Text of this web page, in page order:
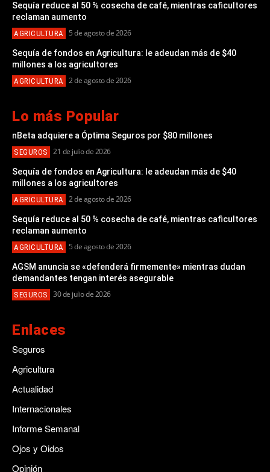
Sequía reduce al 50 % cosecha de café, mientras caficultores
reclaman aumento
AGRICULTURA 5 de agosto de 2026
Sequía de fondos en Agricultura: le adeudan más de $40
millones a los agricultores
AGRICULTURA 2 de agosto de 2026
Lo más Popular
nBeta adquiere a Óptima Seguros por $80 millones
SEGUROS 21 de julio de 2026
Sequía de fondos en Agricultura: le adeudan más de $40
millones a los agricultores
AGRICULTURA 2 de agosto de 2026
Sequía reduce al 50 % cosecha de café, mientras caficultores
reclaman aumento
AGRICULTURA 5 de agosto de 2026
AGSM anuncia se «defenderá firmemente» mientras dudan
demandantes tengan interés asegurable
SEGUROS 30 de julio de 2026
Enlaces
Seguros
Agricultura
Actualidad
Internacionales
Informe Semanal
Ojos y Oidos
Opinión